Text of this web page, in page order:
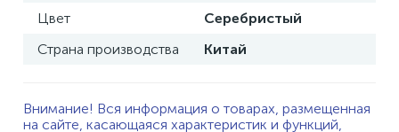
Цвет
Серебристый
Страна производства
Китай
Внимание! Вся информация о товарах, размещенная
на сайте, касающаяся характеристик и функций,